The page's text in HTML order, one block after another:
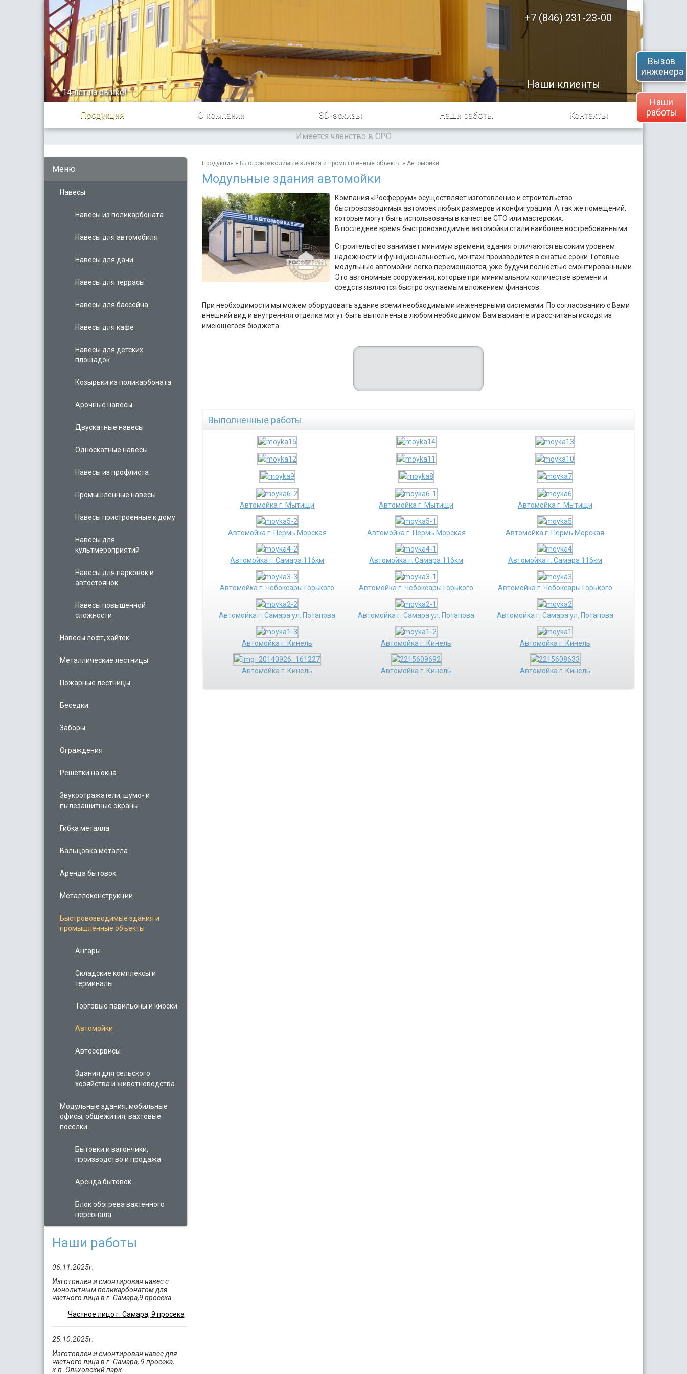
14 лет на рынке!
+7 (846) 231-23-00
Наши клиенты
Вызов
инженера
Наши
работы
Продукция О компании 3D-эскизы Наши работы Контакты
Имеется членство в СРО
Меню
Навесы
Навесы из поликарбоната
Навесы для автомобиля
Навесы для дачи
Навесы для террасы
Навесы для бассейна
Навесы для кафе
Навесы для детских
площадок
Козырьки из поликарбоната
Арочные навесы
Двускатные навесы
Односкатные навесы
Навесы из профлиста
Промышленные навесы
Навесы пристроенные к дому
Навесы для
культмероприятий
Навесы для парковок и
автостоянок
Навесы повышенной
сложности
Навесы лофт, хайтек
Металлические лестницы
Пожарные лестницы
Беседки
Заборы
Ограждения
Решетки на окна
Звукоотражатели, шумо- и
пылезащитные экраны
Гибка металла
Вальцовка металла
Аренда бытовок
Металлоконструкции
Быстровозводимые здания и
промышленные объекты
Ангары
Складские комплексы и
терминалы
Торговые павильоны и киоски
Автомойки
Автосервисы
Здания для сельского
хозяйства и животноводства
Модульные здания, мобильные
офисы, общежития, вахтовые
поселки
Бытовки и вагончики,
производство и продажа
Аренда бытовок
Блок обогрева вахтенного
персонала
Наши работы
06.11.2025г.
Изготовлен и смонтирован навес с
монолитным поликарбонатом для
частного лица в г. Самара,9 просека
Частное лицо г. Самара, 9 просека
25.10.2025г.
Изготовлен и смонтирован навес для
частного лица в г. Самара, 9 просека,
к.п. Ольховский парк
Продукция » Быстровозводимые здания и промышленные объекты » Автомойки
Модульные здания автомойки
Компания «Росферрум» осуществляет изготовление и строительство
быстровозводимых автомоек любых размеров и конфигурации. А так же помещений,
которые могут быть использованы в качестве СТО или мастерских.
В последнее время быстровозводимые автомойки стали наиболее востребованными.
Строительство занимает минимум времени, здания отличаются высоким уровнем
надежности и функциональностью, монтаж производится в сжатые сроки. Готовые
модульные автомойки легко перемещаются, уже будучи полностью смонтированными.
Это автономные сооружения, которые при минимальном количестве времени и
средств являются быстро окупаемым вложением финансов.
При необходимости мы можем оборудовать здание всеми необходимыми инженерными системами. По согласованию с Вами
внешний вид и внутренняя отделка могут быть выполнены в любом необходимом Вам варианте и рассчитаны исходя из
имеющегося бюджета.
Выполненные работы
Автомойка г. Мытищи Автомойка г. Мытищи Автомойка г. Мытищи
Автомойка г. Пермь Морская Автомойка г. Пермь Морская Автомойка г. Пермь Морская
Автомойка г. Самара 116км Автомойка г. Самара 116км Автомойка г. Самара 116км
Автомойка г. Чебоксары Горького Автомойка г. Чебоксары Горького Автомойка г. Чебоксары Горького
Автомойка г. Самара ул. Потапова Автомойка г. Самара ул. Потапова Автомойка г. Самара ул. Потапова
Автомойка г. Кинель Автомойка г. Кинель Автомойка г. Кинель
Автомойка г. Кинель Автомойка г. Кинель Автомойка г. Кинель